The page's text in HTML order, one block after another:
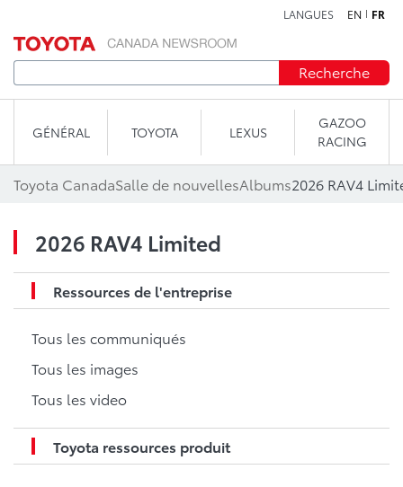
LANGUES EN FR
Recherche
GÉNÉRAL TOYOTA LEXUS
GAZOO
RACING
Toyota CanadaSalle de nouvellesAlbums2026 RAV4
2026 RAV4 Limited
Ressources de l'entreprise
Tous les communiqués
Tous les images
Tous les video
Toyota ressources produit